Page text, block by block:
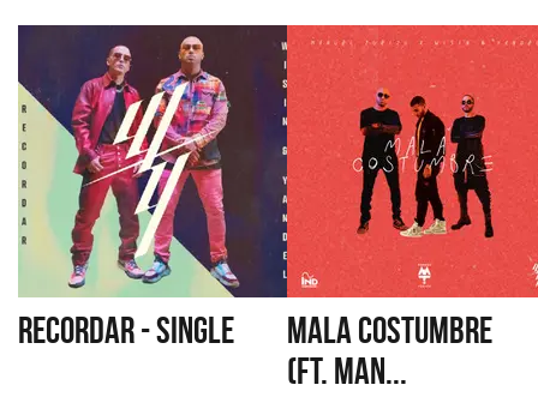
RECORDAR - SINGLE
MALA COSTUMBRE
(FT. MAN...